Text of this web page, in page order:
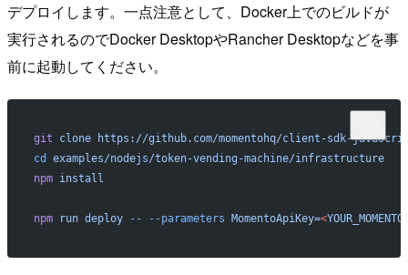
デプロイします。一点注意として、Docker上でのビルドが
実行されるのでDocker DesktopやRancher Desktopなどを事
前に起動してください。
git clone https://github.com/momentohq/client-sdk-
cd
examples/nodejs/token-vending-machine/infrastructure
npm install
npm run deploy -- --parameters MomentoApiKey=<